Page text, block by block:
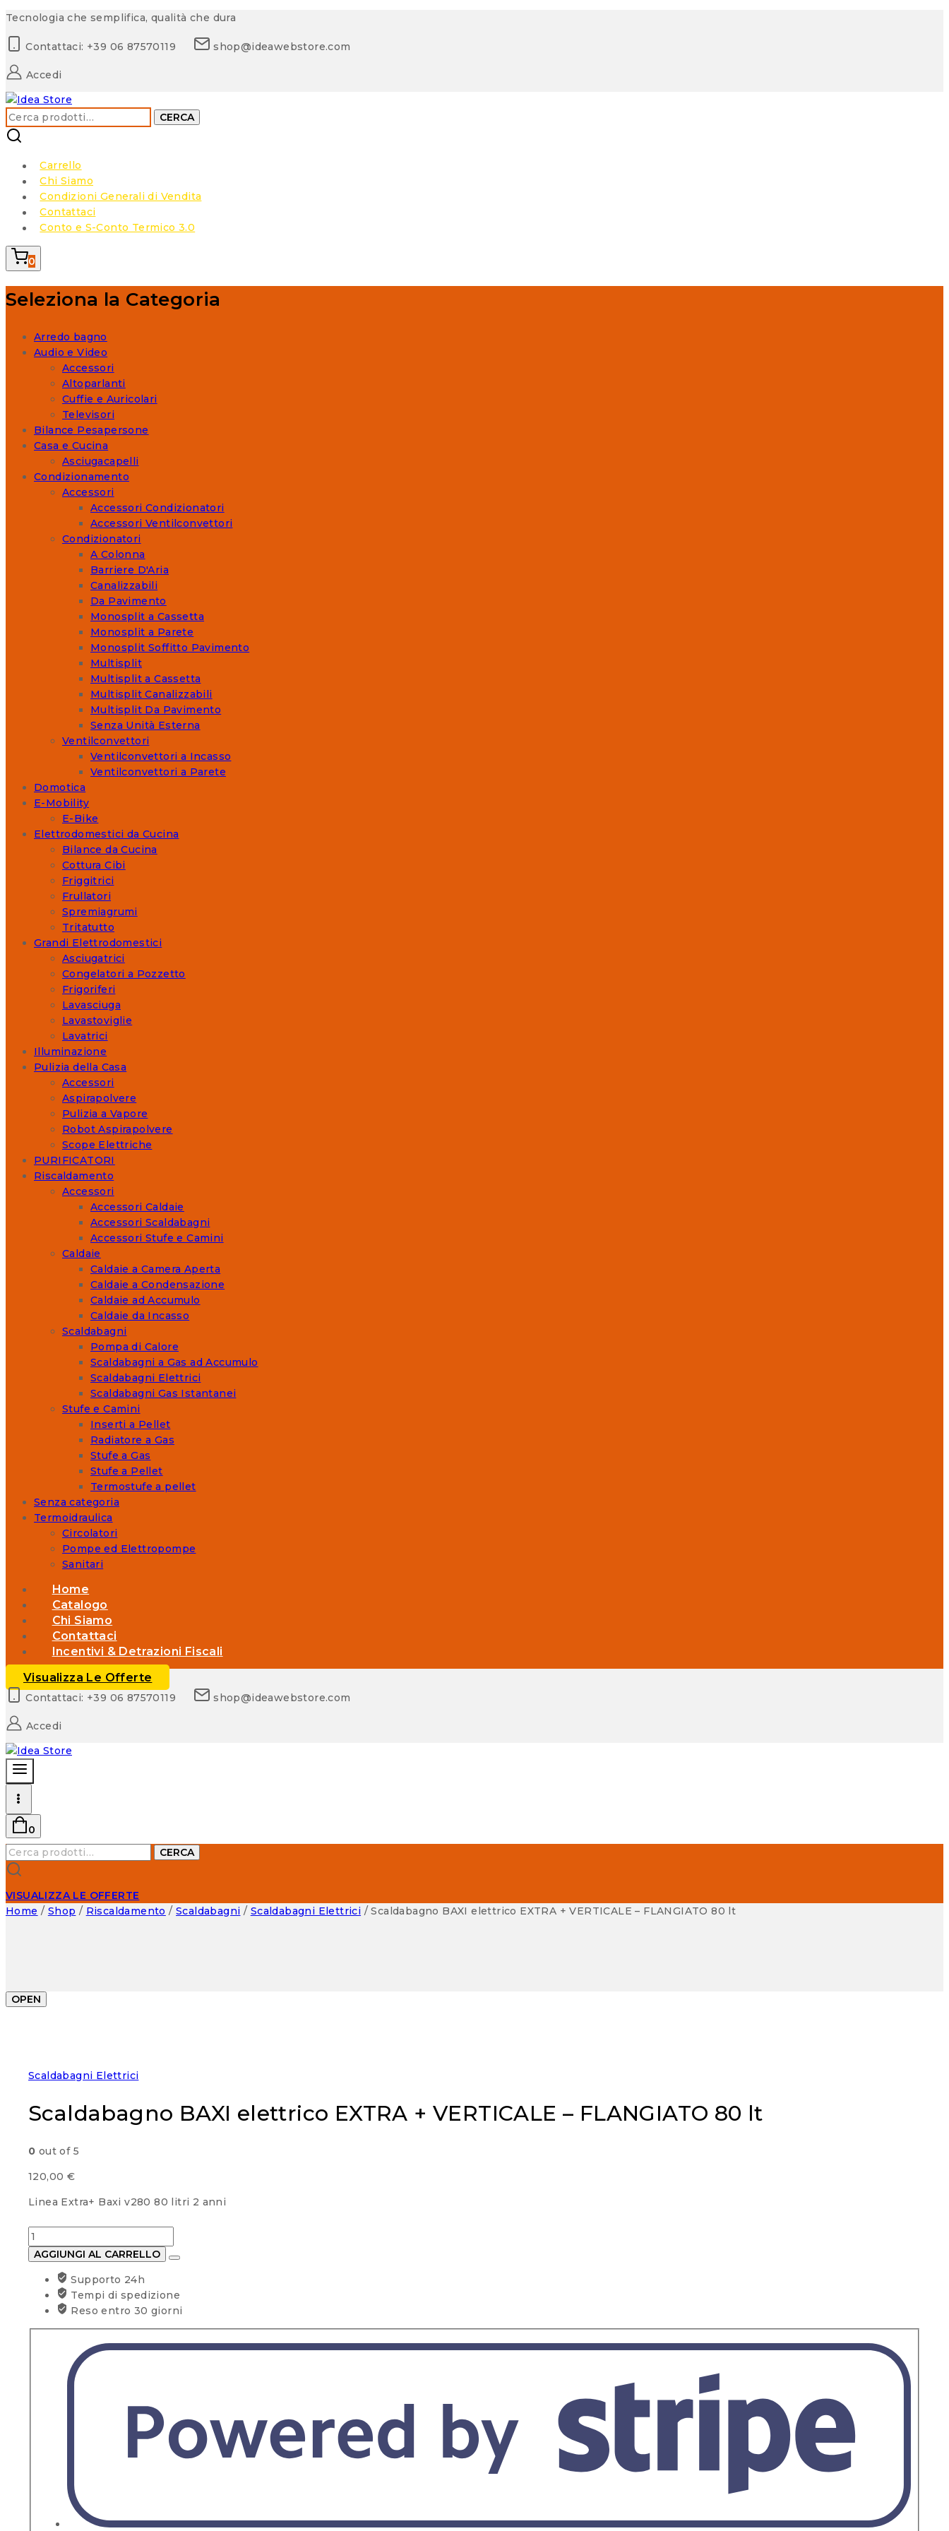
Skip
content
Tecnologia che semplifica, qualità che dura
Contattaci: +39 06 87570119 shop@ideawebstore.com
Accedi
Cerca: CERCA
Carrello
Chi Siamo
Condizioni Generali di Vendita
Contattaci
Conto e S-Conto Termico 3.0
0
Seleziona la Categoria
Arredo bagno
Audio e Video
Accessori
Altoparlanti
Cuffie e Auricolari
Televisori
Bilance Pesapersone
Casa e Cucina
Asciugacapelli
Condizionamento
Accessori
Accessori Condizionatori
Accessori Ventilconvettori
Condizionatori
A Colonna
Barriere D'Aria
Canalizzabili
Da Pavimento
Monosplit a Cassetta
Monosplit a Parete
Monosplit Soffitto Pavimento
Multisplit
Multisplit a Cassetta
Multisplit Canalizzabili
Multisplit Da Pavimento
Senza Unità Esterna
Ventilconvettori
Ventilconvettori a Incasso
Ventilconvettori a Parete
Domotica
E-Mobility
E-Bike
Elettrodomestici da Cucina
Bilance da Cucina
Cottura Cibi
Friggitrici
Frullatori
Spremiagrumi
Tritatutto
Grandi Elettrodomestici
Asciugatrici
Congelatori a Pozzetto
Frigoriferi
Lavasciuga
Lavastoviglie
Lavatrici
Illuminazione
Pulizia della Casa
Accessori
Aspirapolvere
Pulizia a Vapore
Robot Aspirapolvere
Scope Elettriche
PURIFICATORI
Riscaldamento
Accessori
Accessori Caldaie
Accessori Scaldabagni
Accessori Stufe e Camini
Caldaie
Caldaie a Camera Aperta
Caldaie a Condensazione
Caldaie ad Accumulo
Caldaie da Incasso
Scaldabagni
Pompa di Calore
Scaldabagni a Gas ad Accumulo
Scaldabagni Elettrici
Scaldabagni Gas Istantanei
Stufe e Camini
Inserti a Pellet
Radiatore a Gas
Stufe a Gas
Stufe a Pellet
Termostufe a pellet
Senza categoria
Termoidraulica
Circolatori
Pompe ed Elettropompe
Sanitari
Home
Catalogo
Chi Siamo
Contattaci
Incentivi & Detrazioni Fiscali
Visualizza Le Offerte
Contattaci: +39 06 87570119 shop@ideawebstore.com
Accedi
0
Cerca:
CERCA
VISUALIZZA LE OFFERTE
Home / Shop / Riscaldamento / Scaldabagni / Scaldabagni Elettrici / Scaldabagno BAXI elettrico EXTRA + VERTICALE – FLANGIATO 80 lt
OPEN
Scaldabagni Elettrici
Scaldabagno BAXI elettrico EXTRA + VERTICALE – FLANGIATO 80 lt
0 out of 5
120,00 €
Linea Extra+ Baxi v280 80 litri 2 anni
Scaldabagno
BAXI
elettrico
EXTRA
VERTICALE
–
AGGIUNGI AL CARRELLO
Supporto 24h
Tempi di spedizione
Reso entro 30 giorni